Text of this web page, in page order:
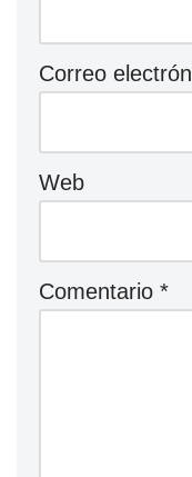
Correo
Web
Comentario *